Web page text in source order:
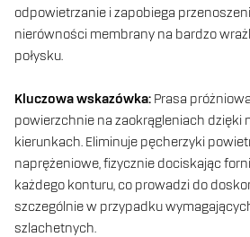
odpowietrzanie i zapobiega
nierówności membrany na bardzo
połysku.
Kluczowa wskazówka: Prasa
powierzchnie na zaokrągleniach dzięki
kierunkach. Eliminuje pęcherzyki
naprężeniowe, fizycznie dociskając
każdego konturu, co prowadzi do
szczególnie w przypadku
szlachetnych.